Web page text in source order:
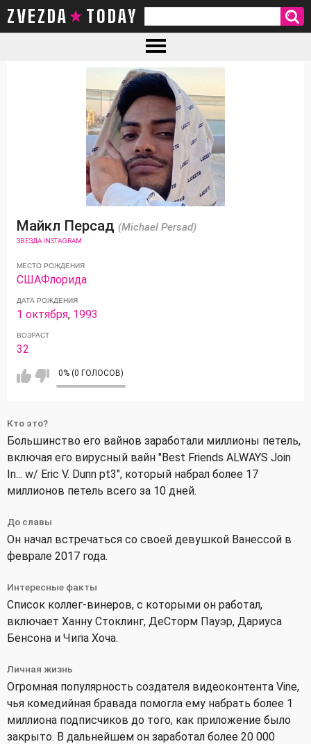
ZVEZDA TODAY
Майкл Персад (Michael Persad)
ЗВЕЗДА INSTAGRAM
МЕСТО РОЖДЕНИЯ
СШАФлорида
ДАТА РОЖДЕНИЯ
1 октября, 1993
ВОЗРАСТ
32
0% (0 ГОЛОСОВ)
Кто это?
Большинство его вайнов заработали миллионы петель,
включая его вирусный вайн "Best Friends ALWAYS Join
In... w/ Eric V. Dunn pt3", который набрал более 17
миллионов петель всего за 10 дней.
До славы
Он начал встречаться со своей девушкой Ванессой в
феврале 2017 года.
Интересные факты
Список коллег-винеров, с которыми он работал,
включает Ханну Стоклинг, ДеСторм Пауэр, Дариуса
Бенсона и Чипа Хоча.
Личная жизнь
Огромная популярность создателя видеоконтента Vine,
чья комедийная бравада помогла ему набрать более 1
миллиона подписчиков до того, как приложение было
закрыто. В дальнейшем он заработал более 20 000